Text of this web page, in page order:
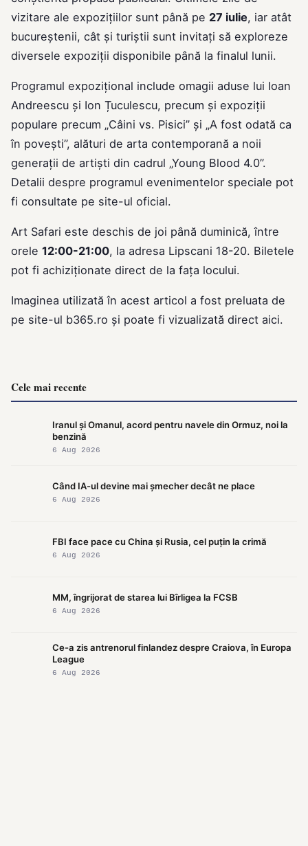
vizitare ale expozițiilor sunt până pe 27 iulie, iar atât
bucureștenii, cât și turiștii sunt invitați să exploreze
diversele expoziții disponibile până la finalul lunii.
Programul expozițional include omagii aduse lui Ioan
Andreescu și Ion Țuculescu, precum și expoziții
populare precum „Câini vs. Pisici” și „A fost odată ca
în povești”, alături de arta contemporană a noii
generații de artiști din cadrul „Young Blood 4.0”.
Detalii despre programul evenimentelor speciale pot
fi consultate pe site-ul oficial.
Art Safari este deschis de joi până duminică, între
orele 12:00-21:00, la adresa Lipscani 18-20. Biletele
pot fi achiziționate direct de la fața locului.
Imaginea utilizată în acest articol a fost preluata de
pe site-ul b365.ro și poate fi vizualizată direct aici.
Cele mai recente
Iranul și Omanul, acord pentru navele din Ormuz, noi la
benzină
6 Aug 2026
Când IA-ul devine mai șmecher decât ne place
6 Aug 2026
FBI face pace cu China și Rusia, cel puțin la crimă
6 Aug 2026
MM, îngrijorat de starea lui Bîrligea la FCSB
6 Aug 2026
Ce-a zis antrenorul finlandez despre Craiova, în Europa
League
6 Aug 2026